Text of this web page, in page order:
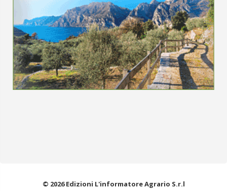
© 2026 Edizioni L'informatore Agrario S.r.l